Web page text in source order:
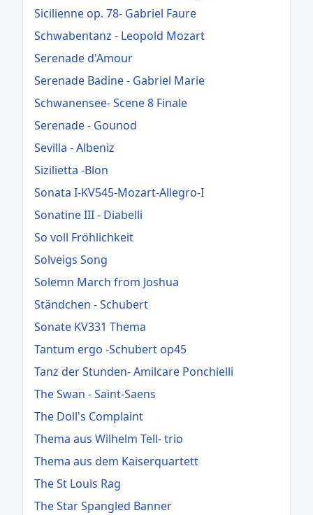
Sicilienne op. 78- Gabriel Faure
Schwabentanz - Leopold Mozart
Serenade d'Amour
Serenade Badine - Gabriel Marie
Schwanensee- Scene 8 Finale
Serenade - Gounod
Sevilla - Albeniz
Sizilietta -Blon
Sonata I-KV545-Mozart-Allegro-I
Sonatine III - Diabelli
So voll Fröhlichkeit
Solveigs Song
Solemn March from Joshua
Ständchen - Schubert
Sonate KV331 Thema
Tantum ergo -Schubert op45
Tanz der Stunden- Amilcare Ponchielli
The Swan - Saint-Saens
The Doll's Complaint
Thema aus Wilhelm Tell- trio
Thema aus dem Kaiserquartett
The St Louis Rag
The Star Spangled Banner